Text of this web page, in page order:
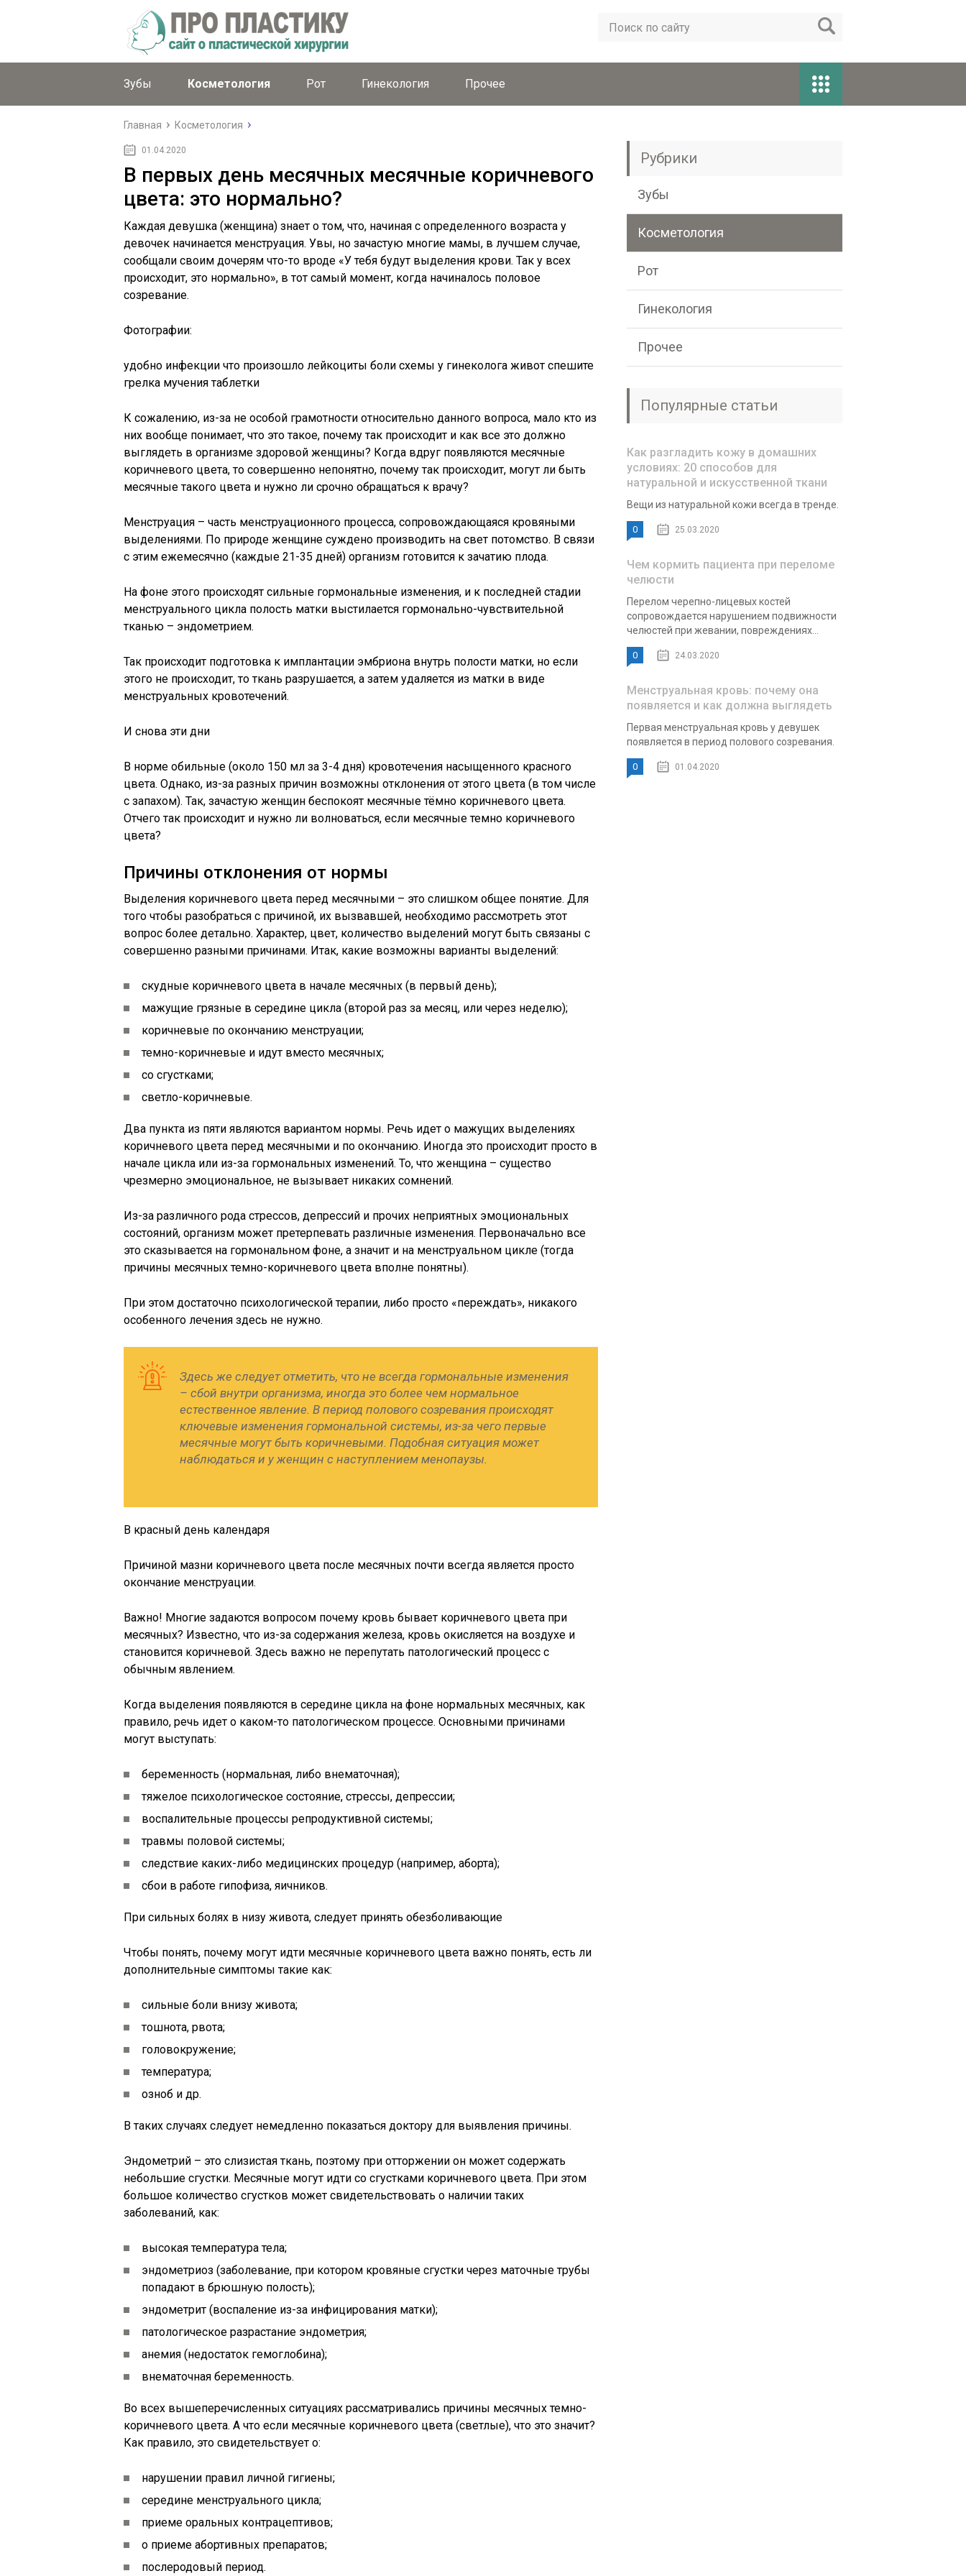
Зубы Косметология Рот Гинекология Прочее
Главная Косметология
01.04.2020
В первых день месячных месячные коричневого
цвета: это нормально?
Каждая девушка (женщина) знает о том, что, начиная с определенного возраста у
девочек начинается менструация. Увы, но зачастую многие мамы, в лучшем случае,
сообщали своим дочерям что-то вроде «У тебя будут выделения крови. Так у всех
происходит, это нормально», в тот самый момент, когда начиналось половое
созревание.
Фотографии:
удобно инфекции что произошло лейкоциты боли схемы у гинеколога живот спешите
грелка мучения таблетки
К сожалению, из-за не особой грамотности относительно данного вопроса, мало кто из
них вообще понимает, что это такое, почему так происходит и как все это должно
выглядеть в организме здоровой женщины? Когда вдруг появляются месячные
коричневого цвета, то совершенно непонятно, почему так происходит, могут ли быть
месячные такого цвета и нужно ли срочно обращаться к врачу?
Менструация – часть менструационного процесса, сопровождающаяся кровяными
выделениями. По природе женщине суждено производить на свет потомство. В связи
с этим ежемесячно (каждые 21-35 дней) организм готовится к зачатию плода.
На фоне этого происходят сильные гормональные изменения, и к последней стадии
менструального цикла полость матки выстилается гормонально-чувствительной
тканью – эндометрием.
Так происходит подготовка к имплантации эмбриона внутрь полости матки, но если
этого не происходит, то ткань разрушается, а затем удаляется из матки в виде
менструальных кровотечений.
И снова эти дни
В норме обильные (около 150 мл за 3-4 дня) кровотечения насыщенного красного
цвета. Однако, из-за разных причин возможны отклонения от этого цвета (в том числе
с запахом). Так, зачастую женщин беспокоят месячные тёмно коричневого цвета.
Отчего так происходит и нужно ли волноваться, если месячные темно коричневого
цвета?
Причины отклонения от нормы
Выделения коричневого цвета перед месячными – это слишком общее понятие. Для
того чтобы разобраться с причиной, их вызвавшей, необходимо рассмотреть этот
вопрос более детально. Характер, цвет, количество выделений могут быть связаны с
совершенно разными причинами. Итак, какие возможны варианты выделений:
скудные коричневого цвета в начале месячных (в первый день);
мажущие грязные в середине цикла (второй раз за месяц, или через неделю);
коричневые по окончанию менструации;
темно-коричневые и идут вместо месячных;
со сгустками;
светло-коричневые.
Два пункта из пяти являются вариантом нормы. Речь идет о мажущих выделениях
коричневого цвета перед месячными и по окончанию. Иногда это происходит просто в
начале цикла или из-за гормональных изменений. То, что женщина – существо
чрезмерно эмоциональное, не вызывает никаких сомнений.
Из-за различного рода стрессов, депрессий и прочих неприятных эмоциональных
состояний, организм может претерпевать различные изменения. Первоначально все
это сказывается на гормональном фоне, а значит и на менструальном цикле (тогда
причины месячных темно-коричневого цвета вполне понятны).
При этом достаточно психологической терапии, либо просто «переждать», никакого
особенного лечения здесь не нужно.
Здесь же следует отметить, что не всегда гормональные изменения
– сбой внутри организма, иногда это более чем нормальное
естественное явление. В период полового созревания происходят
ключевые изменения гормональной системы, из-за чего первые
месячные могут быть коричневыми. Подобная ситуация может
наблюдаться и у женщин с наступлением менопаузы.
В красный день календаря
Причиной мазни коричневого цвета после месячных почти всегда является просто
окончание менструации.
Важно! Многие задаются вопросом почему кровь бывает коричневого цвета при
месячных? Известно, что из-за содержания железа, кровь окисляется на воздухе и
становится коричневой. Здесь важно не перепутать патологический процесс с
обычным явлением.
Когда выделения появляются в середине цикла на фоне нормальных месячных, как
правило, речь идет о каком-то патологическом процессе. Основными причинами
могут выступать:
беременность (нормальная, либо внематочная);
тяжелое психологическое состояние, стрессы, депрессии;
воспалительные процессы репродуктивной системы;
травмы половой системы;
следствие каких-либо медицинских процедур (например, аборта);
сбои в работе гипофиза, яичников.
При сильных болях в низу живота, следует принять обезболивающие
Чтобы понять, почему могут идти месячные коричневого цвета важно понять, есть ли
дополнительные симптомы такие как:
сильные боли внизу живота;
тошнота, рвота;
головокружение;
температура;
озноб и др.
В таких случаях следует немедленно показаться доктору для выявления причины.
Эндометрий – это слизистая ткань, поэтому при отторжении он может содержать
небольшие сгустки. Месячные могут идти со сгустками коричневого цвета. При этом
большое количество сгустков может свидетельствовать о наличии таких
заболеваний, как:
высокая температура тела;
эндометриоз (заболевание, при котором кровяные сгустки через маточные трубы
попадают в брюшную полость);
эндометрит (воспаление из-за инфицирования матки);
патологическое разрастание эндометрия;
анемия (недостаток гемоглобина);
внематочная беременность.
Во всех вышеперечисленных ситуациях рассматривались причины месячных темно-
коричневого цвета. А что если месячные коричневого цвета (светлые), что это значит?
Как правило, это свидетельствует о:
нарушении правил личной гигиены;
середине менструального цикла;
приеме оральных контрацептивов;
о приеме абортивных препаратов;
послеродовый период.
Рубрики
Зубы
Косметология
Рот
Гинекология
Прочее
Популярные статьи
Как разгладить кожу в домашних
условиях: 20 способов для
натуральной и искусственной ткани
Вещи из натуральной кожи всегда в тренде.
0 25.03.2020
Чем кормить пациента при переломе
челюсти
Перелом черепно-лицевых костей
сопровождается нарушением подвижности
челюстей при жевании, повреждениях...
0 24.03.2020
Менструальная кровь: почему она
появляется и как должна выглядеть
Первая менструальная кровь у девушек
появляется в период полового созревания.
0 01.04.2020